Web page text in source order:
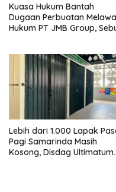
Kuasa Hukum Bantah
Dugaan Perbuatan
Hukum PT JMB Group,
Lebih dari 1.000 Lapak
Pagi Samarinda Masih
Kosong, Disdag Ultimatum